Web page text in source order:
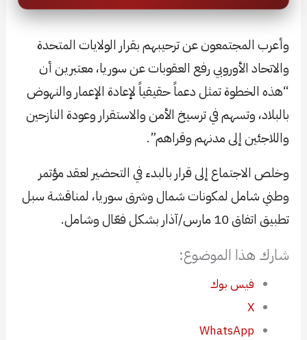
وأعرب المجتمعون عن ترحيبهم بقرار الولايات المتحدة
والاتحاد الأوروبي رفع العقوبات عن سوريا، معتبرين أن
“هذه الخطوة تمثل دعماً حقيقياً لإعادة الإعمار والنهوض
بالبلاد، وتسهم في ترسيخ الأمن والاستقرار وعودة النازحين
واللاجئين إلى مدنهم وقراهم”.
وخلص الاجتماع إلى قرار بالبدء في التحضير لعقد مؤتمر
وطني شامل لمكونات شمال وشرق سوريا، لمناقشة سبل
تطبيق اتفاق 10 مارس/آذار بشكل فعّال وشامل.
شارك هذا الموضوع:
فيس بوك
X
WhatsApp